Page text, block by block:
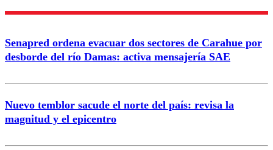
Enviar comentario
Senapred ordena evacuar dos sectores de Carahue por
desborde del río Damas: activa mensajería SAE
Nuevo temblor sacude el norte del país: revisa la
magnitud y el epicentro